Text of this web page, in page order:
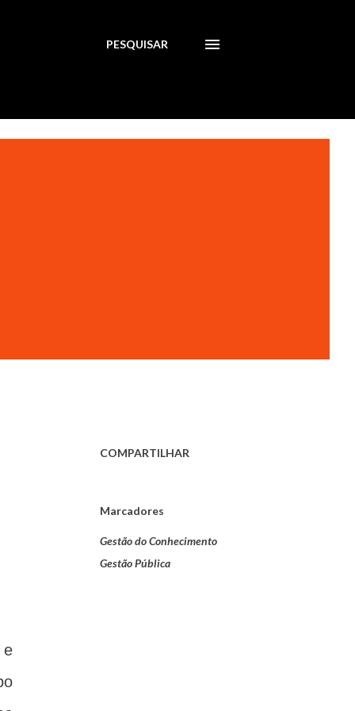
PESQUISAR
e
COMPARTILHAR
Marcadores
Gestão do Conhecimento
Gestão Pública